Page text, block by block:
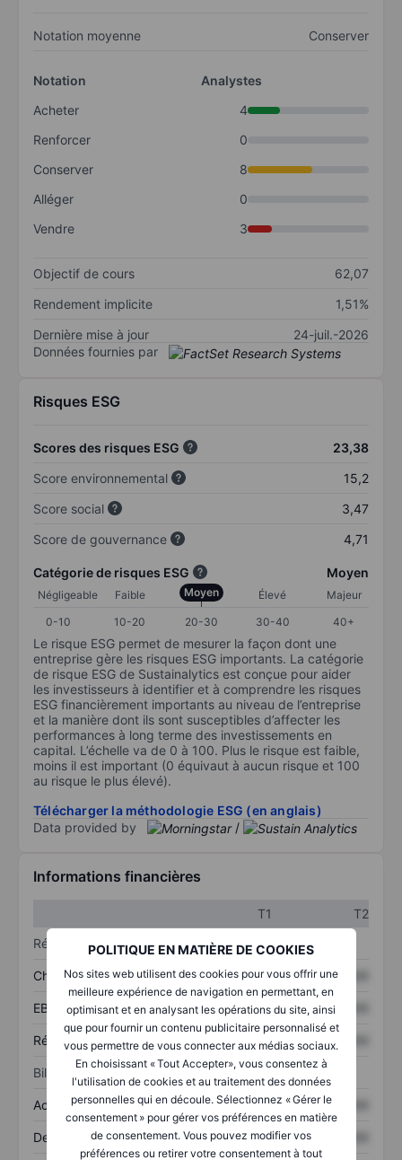
POLITIQUE EN MATIÈRE DE COOKIES
Nos sites web utilisent des cookies pour vous offrir une
meilleure expérience de navigation en permettant, en
optimisant et en analysant les opérations du site, ainsi
que pour fournir un contenu publicitaire personnalisé et
vous permettre de vous connecter aux médias sociaux.
En choisissant « Tout Accepter», vous consentez à
l'utilisation de cookies et au traitement des données
personnelles qui en découle. Sélectionnez « Gérer le
consentement » pour gérer vos préférences en matière
de consentement. Vous pouvez modifier vos
préférences ou retirer votre consentement à tout
Notation moyenne Conserver
Notation
Analystes
Acheter
4
Renforcer
0
Conserver
8
Alléger
0
Vendre
3
Objectif de cours
62,07
Rendement implicite
1,51%
Dernière mise à jour
24-juil.-2026
Données fournies par
Risques ESG
Scores des risques ESG
23,38
Score environnemental
15,2
Score social
3,47
Score de gouvernance
4,71
Catégorie de risques ESG Moyen
Négligeable Faible Moyen Élevé
Majeur
0-10
10-20 20-30 30-40 40+
Le risque ESG permet de mesurer la façon dont une
entreprise gère les risques ESG importants. La catégorie
de risque ESG de Sustainalytics est conçue pour aider
les investisseurs à identifier et à comprendre les risques
ESG financièrement importants au niveau de l’entreprise
et la manière dont ils sont susceptibles d’affecter les
performances à long terme des investissements en
capital. L’échelle va de 0 à 100. Plus le risque est faible,
moins il est important (0 équivaut à aucun risque et 100
au risque le plus élevé).
Télécharger la méthodologie ESG (en anglais)
Data provided by
/
Informations financières
T1
T2
Résultats
Chiffre d’affaires XXXXXXX XXXXXXX
EBITDA XXXXXXX XXXXXXX
Résultat net XXXXXXX XXXXXXX
Bilan
Actifs totaux XXXXXXX XXXXXXX
Dette totale XXXXXXX